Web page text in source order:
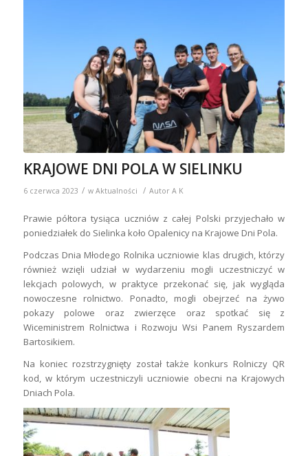
KRAJOWE DNI POLA W SIELINKU
6 czerwca 2023 / w Aktualności / Autor A K
Prawie półtora tysiąca uczniów z całej Polski przyjechało w
poniedziałek do Sielinka koło Opalenicy na Krajowe Dni Pola.
Podczas Dnia Młodego Rolnika uczniowie klas drugich, którzy
również wzięli udział w wydarzeniu mogli uczestniczyć w
lekcjach polowych, w praktyce przekonać się, jak wygląda
nowoczesne rolnictwo. Ponadto, mogli obejrzeć na żywo
pokazy polowe oraz zwierzęce oraz spotkać się z
Wiceministrem Rolnictwa i Rozwoju Wsi Panem Ryszardem
Bartosikiem.
Na koniec rozstrzygnięty został także konkurs Rolniczy QR
kod, w którym uczestniczyli uczniowie obecni na Krajowych
Dniach Pola.